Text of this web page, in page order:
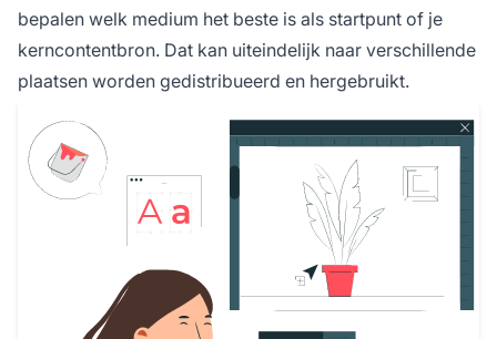
bepalen welk medium het beste is als startpunt of je
kerncontentbron. Dat kan uiteindelijk naar verschillende
plaatsen worden gedistribueerd en hergebruikt.